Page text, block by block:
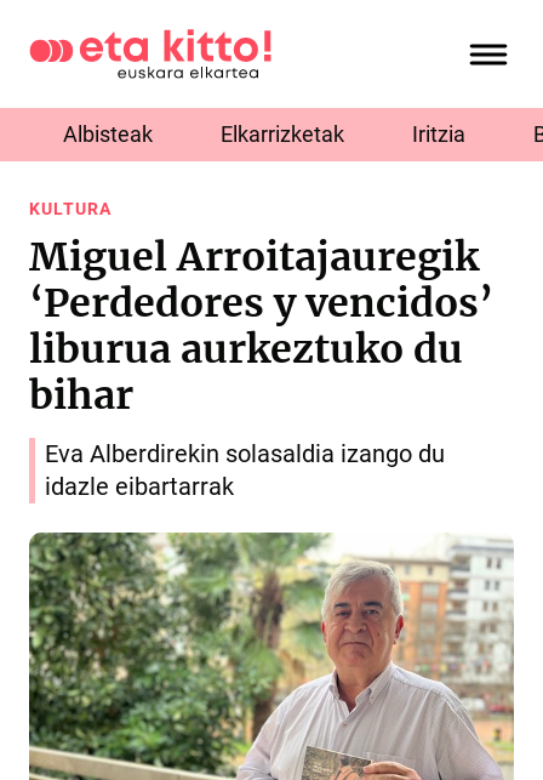
Albisteak Elkarrizketak Iritzia
KULTURA
Miguel Arroitajauregik
‘Perdedores y vencidos’
liburua aurkeztuko du
bihar
Eva Alberdirekin solasaldia izango du
idazle eibartarrak